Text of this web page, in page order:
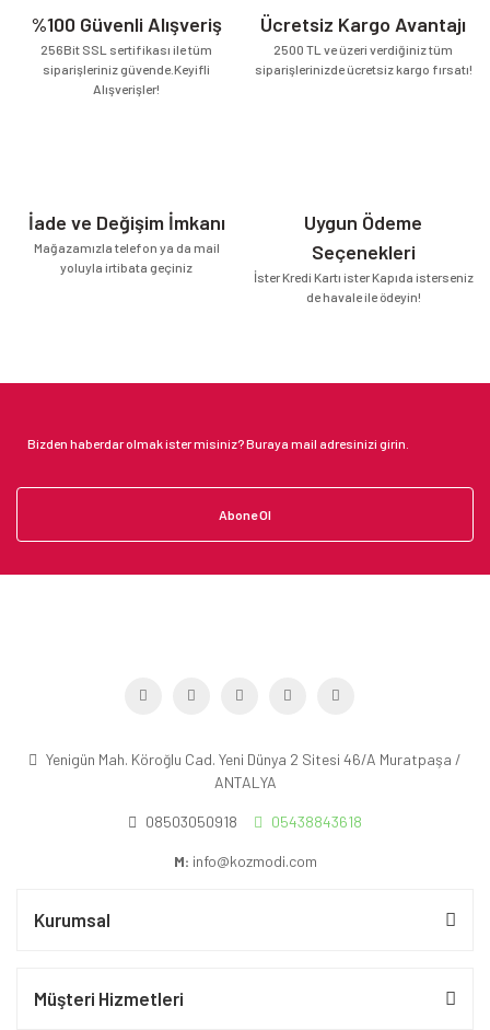
%100 Güvenli Alışveriş
256Bit SSL sertifikası ile tüm
siparişleriniz güvende.Keyifli
Alışverişler!
Ücretsiz Kargo Avantajı
2500 TL ve üzeri verdiğiniz tüm
siparişlerinizde ücretsiz kargo fırsatı!
İade ve Değişim İmkanı
Mağazamızla telefon ya da mail
yoluyla irtibata geçiniz
Uygun Ödeme
Seçenekleri
İster Kredi Kartı ister Kapıda isterseniz
de havale ile ödeyin!
Abone Ol
Yenigün Mah. Köroğlu Cad. Yeni Dünya 2 Sitesi 46/A Muratpaşa /
ANTALYA
08503050918 05438843618
M: info@kozmodi.com
Kurumsal
Müşteri Hizmetleri